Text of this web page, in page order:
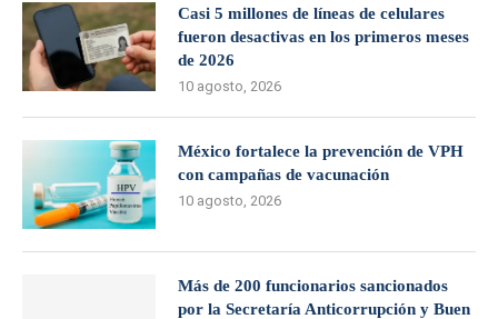
Casi 5 millones de líneas de celulares
fueron desactivas en los primeros meses
de 2026
10 agosto, 2026
México fortalece la prevención de VPH
con campañas de vacunación
10 agosto, 2026
Más de 200 funcionarios sancionados
por la Secretaría Anticorrupción y Buen